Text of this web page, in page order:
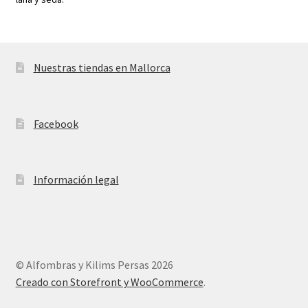
Nuestras tiendas en Mallorca
Facebook
Información legal
© Alfombras y Kilims Persas 2026
Creado con Storefront y WooCommerce.